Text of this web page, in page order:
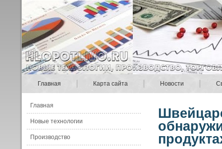
Главная Карта сайта Новости
Главная
Новые технологии
Производство